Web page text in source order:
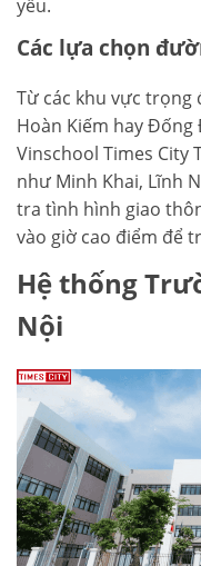
yếu.
Các lựa chọn
Từ các khu vực trọng
Hoàn Kiếm hay
Vinschool Times City
như Minh Khai, Lĩnh
tra tình hình giao
vào giờ cao điểm để
Hệ thống
Nội